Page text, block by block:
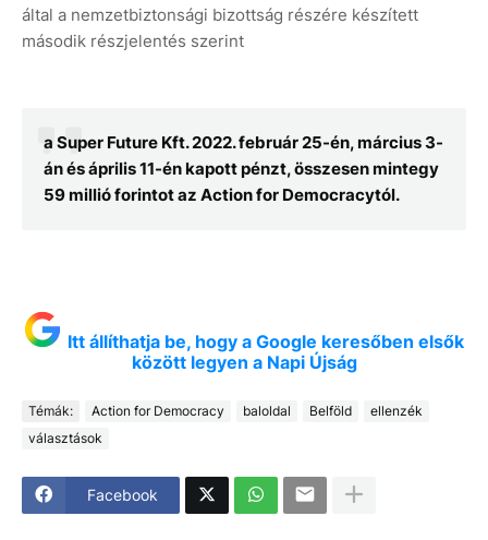
által a nemzetbiztonsági bizottság részére készített
második részjelentés szerint
a Super Future Kft. 2022. február 25-én, március 3-
án és április 11-én kapott pénzt, összesen mintegy
59 millió forintot az Action for Democracytól.
Itt állíthatja be, hogy a Google keresőben elsők
között legyen a Napi Újság
Témák: Action for Democracy baloldal Belföld
ellenzék
választások
Facebook